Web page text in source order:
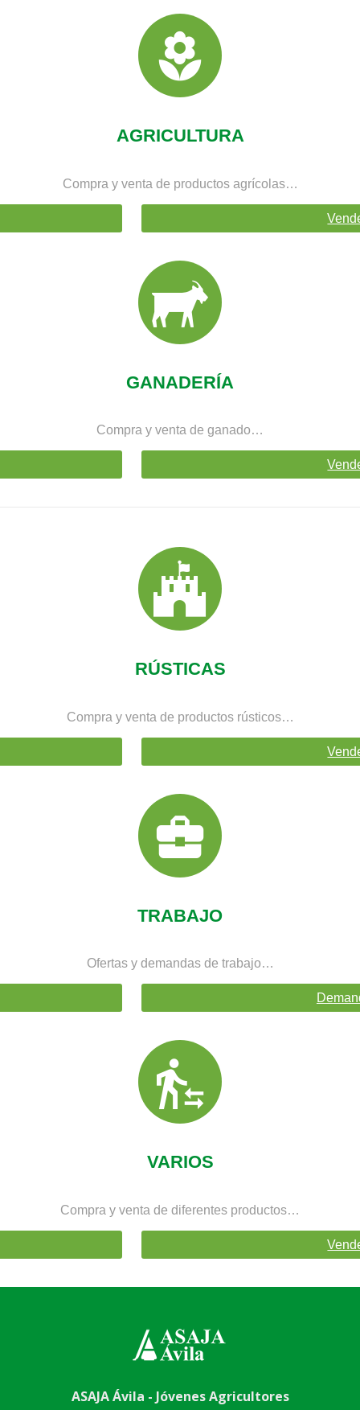
AGRICULTURA
Compra y venta de productos agrícolas…
GANADERÍA
Compra y venta de ganado…
RÚSTICAS
Compra y venta de productos rústicos…
TRABAJO
Ofertas y demandas de trabajo…
VARIOS
Compra y venta de diferentes productos…
ASAJA Ávila - Jóvenes Agricultores